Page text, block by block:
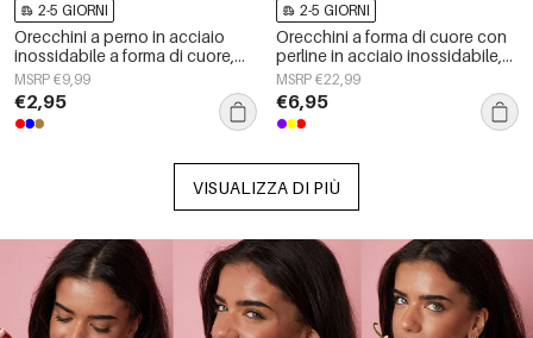
2-5 GIORNI
Orecchini a perno in acciaio
inossidabile a forma di cuore,
semplici, della serie Daily
Simple, gioielli da donna.
MSRP €9,99
€2,95
2-5 GIORNI
Orecchini a forma di cuore con
perline in acciaio inossidabile,
semplici, della serie Daily
Simple, gioielli da donna.
MSRP €22,99
€6,95
VISUALIZZA DI PIÙ